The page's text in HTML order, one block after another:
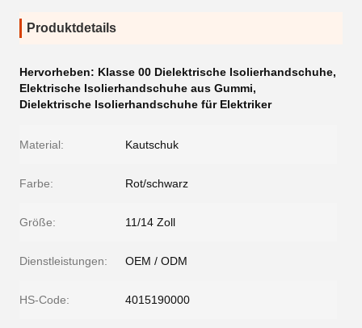
Produktdetails
Hervorheben: Klasse 00 Dielektrische Isolierhandschuhe,
Elektrische Isolierhandschuhe aus Gummi,
Dielektrische Isolierhandschuhe für Elektriker
Material: Kautschuk
Farbe: Rot/schwarz
Größe: 11/14 Zoll
Dienstleistungen: OEM / ODM
HS-Code: 4015190000